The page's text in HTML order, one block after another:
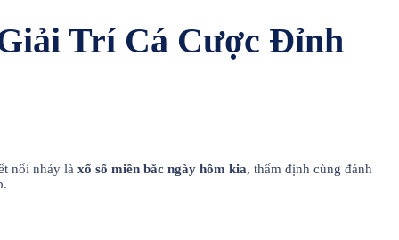
Trí Cá Cược Đỉnh
nổi nhảy là xổ số miền bắc ngày hôm kia, thẩm định cùng đánh